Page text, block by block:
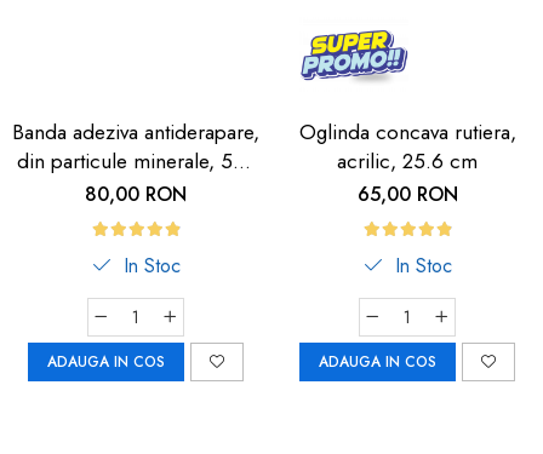
Banda adeziva antiderapare,
din particule minerale, 5m,
neagra cu dunga
fosforescenta
80,00 RON
In Stoc
ADAUGA IN COS
Oglinda concava rutiera,
acrilic, 25.6 cm
65,00 RON
In Stoc
ADAUGA IN COS